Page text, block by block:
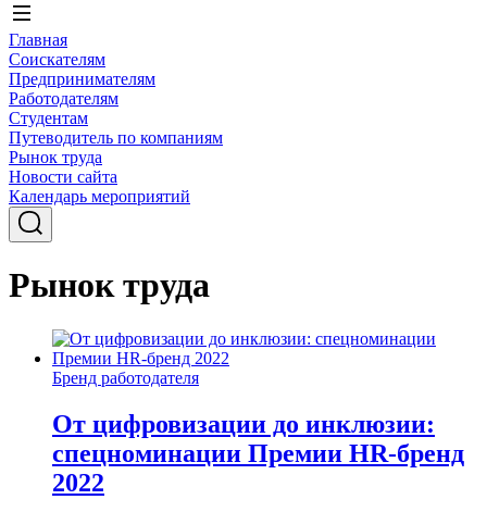
Главная
Соискателям
Предпринимателям
Работодателям
Студентам
Путеводитель по компаниям
Рынок труда
Новости сайта
Календарь мероприятий
Рынок труда
Бренд работодателя
От цифровизации до инклюзии:
спецноминации Премии HR-бренд
2022